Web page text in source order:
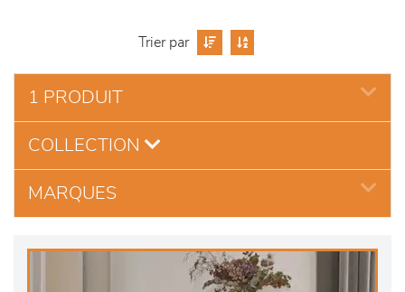
Trier par
1 PRODUIT
COLLECTION
MARQUES